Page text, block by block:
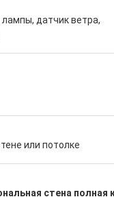
датчик ветра,
или потолке
стена